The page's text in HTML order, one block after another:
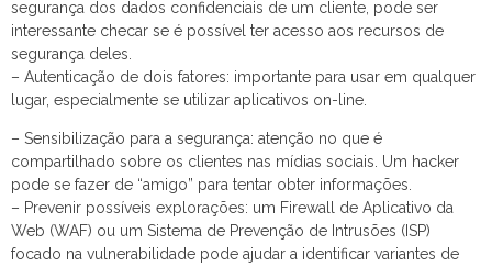
segurança dos dados confidenciais de um cliente, pode ser
interessante checar se é possível ter acesso aos recursos de
segurança deles.
– Autenticação de dois fatores: importante para usar em qualquer
lugar, especialmente se utilizar aplicativos on-line.
– Sensibilização para a segurança: atenção no que é
compartilhado sobre os clientes nas mídias sociais. Um hacker
pode se fazer de “amigo” para tentar obter informações.
– Prevenir possíveis explorações: um Firewall de Aplicativo da
Web (WAF) ou um Sistema de Prevenção de Intrusões (ISP)
focado na vulnerabilidade pode ajudar a identificar variantes de